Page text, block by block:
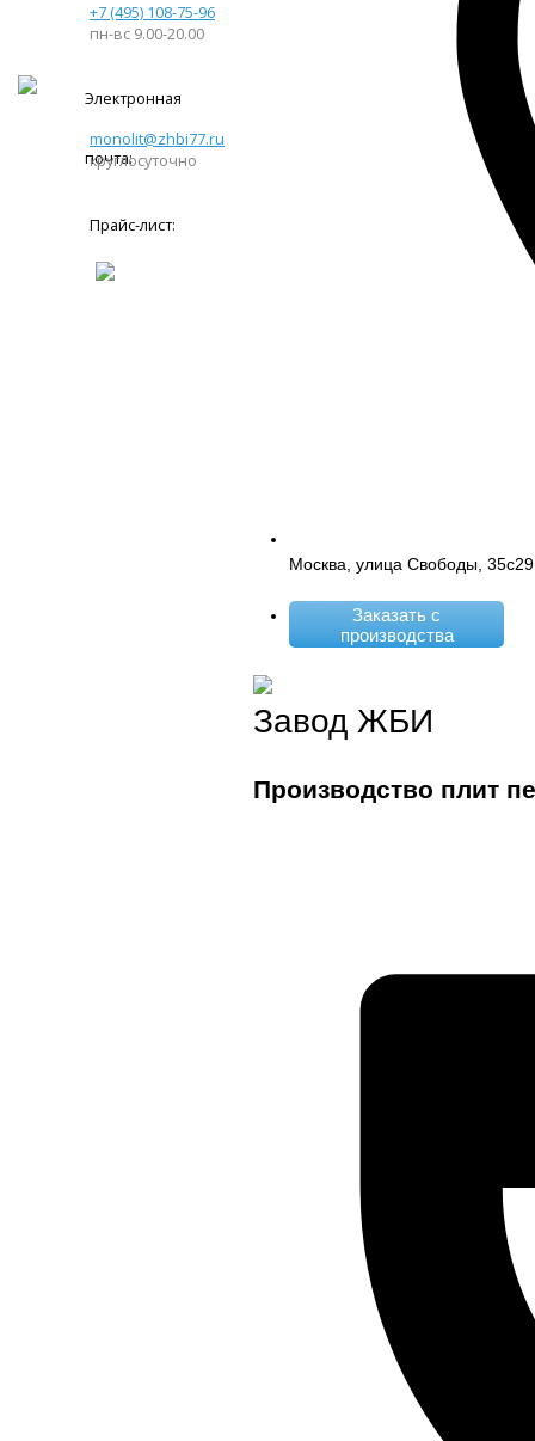
+7 (495) 108-75-96
пн-вс 9.00-20.00
Электронная
почта:
monolit@zhbi77.ru
круглосуточно
Прайс-лист:
Москва, улица Свободы, 35с29
Заказать с
производства
Завод ЖБИ
Производство плит